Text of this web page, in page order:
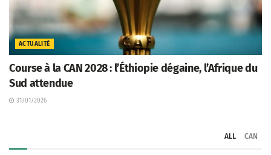
ACTUALITÉ
Course à la CAN 2028 : l’Éthiopie dégaine, l’Afrique du
Sud attendue
31/01/2026
ALL CAN